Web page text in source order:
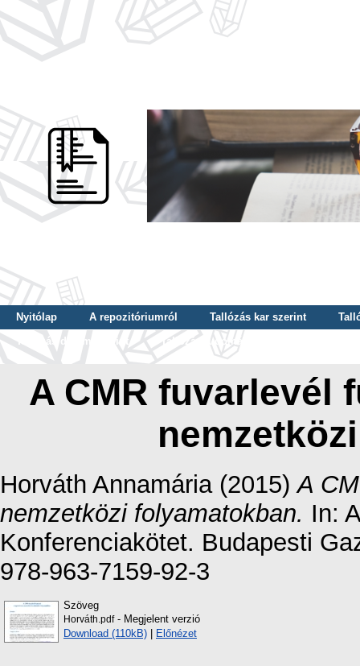
Nyitólap A repozitóriumról Tallózás kar szerint
Tallózás dátum szerint
Tallózás tudományterület szerint
A CMR fuvarlevél
Horváth Annamária(2015)A
nemzetközi folyamatokban. In:
Konferenciakötet. Budapesti
978-963-7159-92-3
Szöveg
Horváth.pdf- Megjelent verzió
Download (110kB) | Előnézet